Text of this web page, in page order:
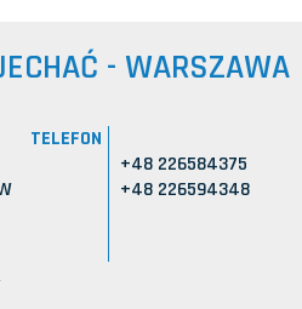
- WARSZAWA
TELEFON
+48 226584375
+48 226594348